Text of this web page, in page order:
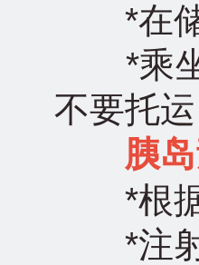
*在储
*乘坐
不要托运
胰
*根据
*注射